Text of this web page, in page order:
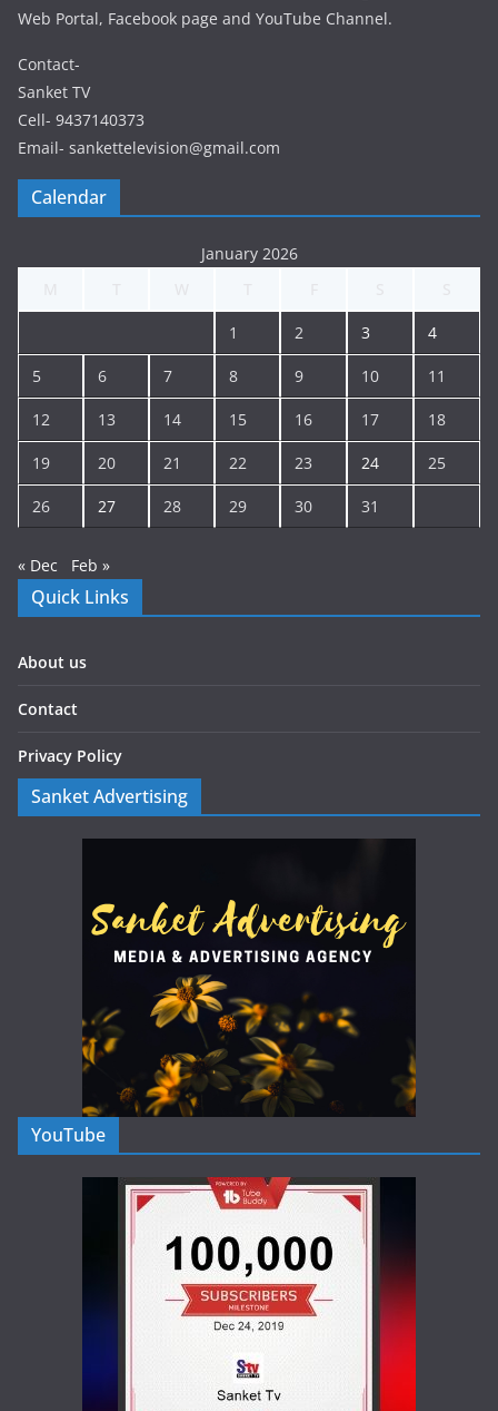
Web Portal, Facebook page and YouTube Channel.
Contact-
Sanket TV
Cell- 9437140373
Email- sankettelevision@gmail.com
Calendar
January 2026
1 2 3 4
5 6 7 8 9 10 11
12 13 14 15 16 17 18
19 20 21 22 23 24 25
26 27 28 29 30 31
« Dec Feb »
Quick Links
About us
Contact
Privacy Policy
Sanket Advertising
YouTube